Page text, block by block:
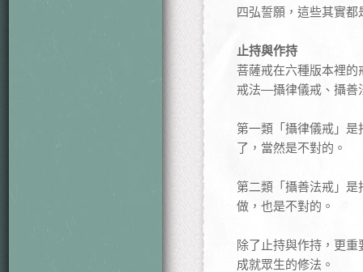
四弘誓願，這些其實都
止持與作持
菩薩戒在六種版本裡
戒法—攝律儀戒、攝善
第一類「攝律儀戒」
了，當然是不對的。
第二類「攝善法戒」
做，也是不對的。
除了止持與作持，更
成就眾生的修法。